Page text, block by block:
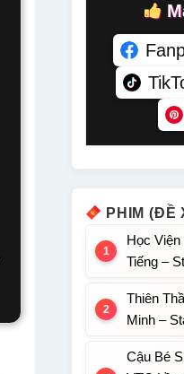
PHIM (ĐỀ
Học
Tiếng –
Thiên
Minh –
Cậu Bé